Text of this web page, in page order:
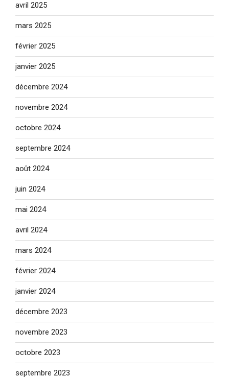
avril 2025
mars 2025
février 2025
janvier 2025
décembre 2024
novembre 2024
octobre 2024
septembre 2024
août 2024
juin 2024
mai 2024
avril 2024
mars 2024
février 2024
janvier 2024
décembre 2023
novembre 2023
octobre 2023
septembre 2023